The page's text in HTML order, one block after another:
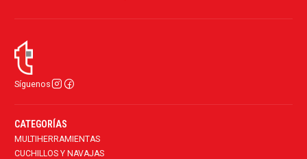
Síguenos
CATEGORÍAS
MULTIHERRAMIENTAS
CUCHILLOS Y NAVAJAS